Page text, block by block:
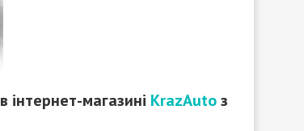
в інтернет-магазині KrazAutoз